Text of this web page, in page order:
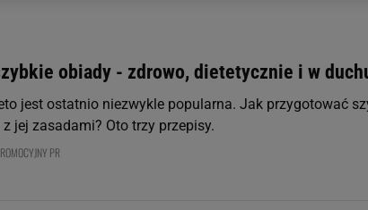
obiady - zdrowo, dietetycznie i w
jest ostatnio niezwykle popularna. Jak przygotować
jej zasadami? Oto trzy przepisy.
PR
cookie, wywołując narzędzie do zarządzania twoimi
prywatności ” w stopce serwisu i przechodząc do
i Agora S.A. możemy przetwarzać dane osobowe w
danych geolokalizacyjnych. Aktywne skanowanie
na urządzeniu lub dostęp do nich. Spersonalizowane
i ulepszanie usług.